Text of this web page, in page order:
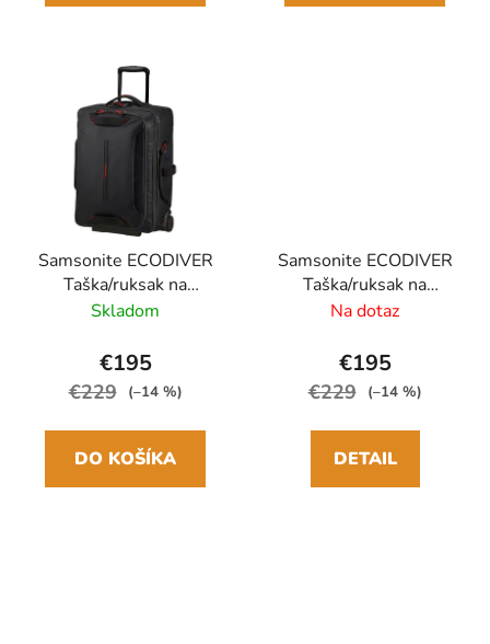
Samsonite ECODIVER
Taška/ruksak na
kolieskach 55cm, 51L
Skladom
€195
€229 (–14 %)
DO KOŠÍKA
Samsonite ECODIVER
Taška/ruksak na
kolieskach 55cm, 51L
Na dotaz
€195
€229 (–14 %)
DETAIL